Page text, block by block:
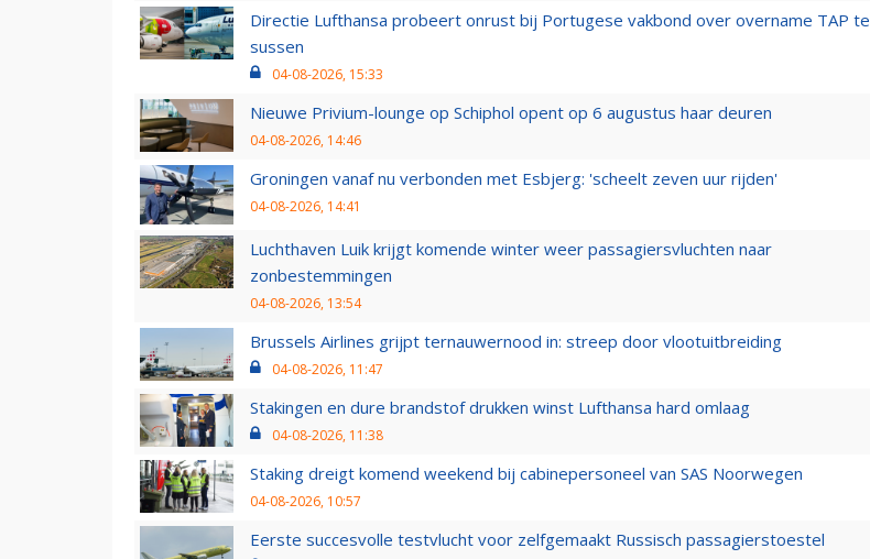
Directie Lufthansa probeert onrust bij Portugese vakbond over overname TAP te
sussen
04-08-2026, 15:33
Nieuwe Privium-lounge op Schiphol opent op 6 augustus haar deuren
04-08-2026, 14:46
Groningen vanaf nu verbonden met Esbjerg: 'scheelt zeven uur rijden'
04-08-2026, 14:41
Luchthaven Luik krijgt komende winter weer passagiersvluchten naar
zonbestemmingen
04-08-2026, 13:54
Brussels Airlines grijpt ternauwernood in: streep door vlootuitbreiding
04-08-2026, 11:47
Stakingen en dure brandstof drukken winst Lufthansa hard omlaag
04-08-2026, 11:38
Staking dreigt komend weekend bij cabinepersoneel van SAS Noorwegen
04-08-2026, 10:57
Eerste succesvolle testvlucht voor zelfgemaakt Russisch passagierstoestel